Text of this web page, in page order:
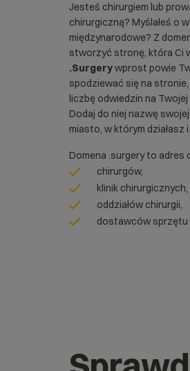
Jesteś chirurgiem lub
chirurgiczną? Myślałeś o
międzynarodowe? Z
stworzyć stronę, która Ci
.Surgerywprost powie
spodziewać się na
liczbę odwiedzin na
Dodaj do niej nazwę
miasto, w którym
Domena .surgery to adres
chirurgów,
klinik chirurgicznych,
oddziałów chirurgii,
dostawców sprzętu